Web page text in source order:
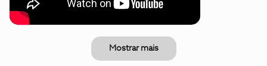
Mostrar mais